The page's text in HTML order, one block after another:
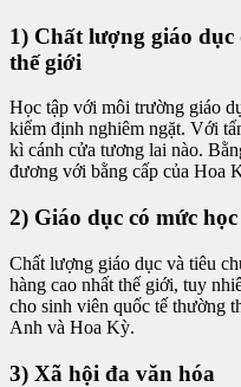
1) Chất lượng giáo
thế giới
Học tập với môi trường giáo
kiểm định nghiêm ngặt. Với
kì cánh cửa tương lai nào.
đương với bằng cấp của Hoa
2) Giáo dục có mức
Chất lượng giáo dục và tiêu
hàng cao nhất thế giới, tuy
cho sinh viên quốc tế thường
Anh và Hoa Kỳ.
3) Xã hội đa văn hóa